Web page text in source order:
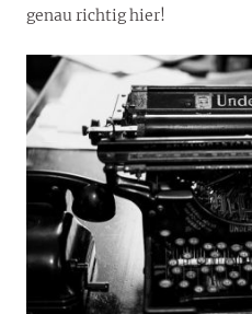
genau richtig hier!